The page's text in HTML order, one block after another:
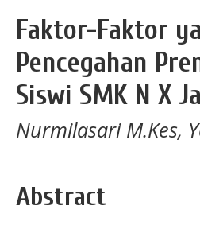
Faktor-Faktor
Pencegahan
Siswi SMK N X
Nurmilasari M.Kes,
Abstract